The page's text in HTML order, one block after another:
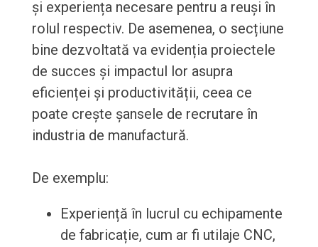
și experiența necesare pentru a reuși în
rolul respectiv. De asemenea, o secțiune
bine dezvoltată va evidenția proiectele
de succes și impactul lor asupra
eficienței și productivității, ceea ce
poate crește șansele de recrutare în
industria de manufactură.
De exemplu:
Experiență în lucrul cu echipamente
de fabricație, cum ar fi utilaje CNC,